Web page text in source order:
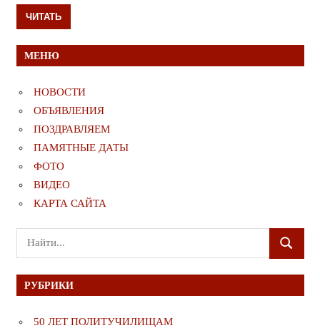
ЧИТАТЬ
МЕНЮ
НОВОСТИ
ОБЪЯВЛЕНИЯ
ПОЗДРАВЛЯЕМ
ПАМЯТНЫЕ ДАТЫ
ФОТО
ВИДЕО
КАРТА САЙТА
Поиск
для:
ПОИСК
РУБРИКИ
50 ЛЕТ ПОЛИТУЧИЛИЩАМ